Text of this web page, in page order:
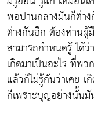
พอปานกลางมันก็ต่า
ต่างกันอีก ต้องท่าน
สามารถกำหนดรู้ ได้
เกิดมาเป็นอะไร ที่พว
แล้วก็ไม่รู้กันว่าเคย เ
ก็เพราะบุญอย่างนั้น